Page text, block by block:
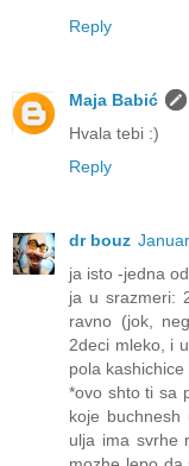
Reply
Maja Babić
Hvala tebi :)
Reply
dr bouz
ja isto -jedna
ja u srazmeri:
ravno (jok,
2deci mleko, i
pola kashichice
*ovo shto ti sa
koje
ulja ima svrhe